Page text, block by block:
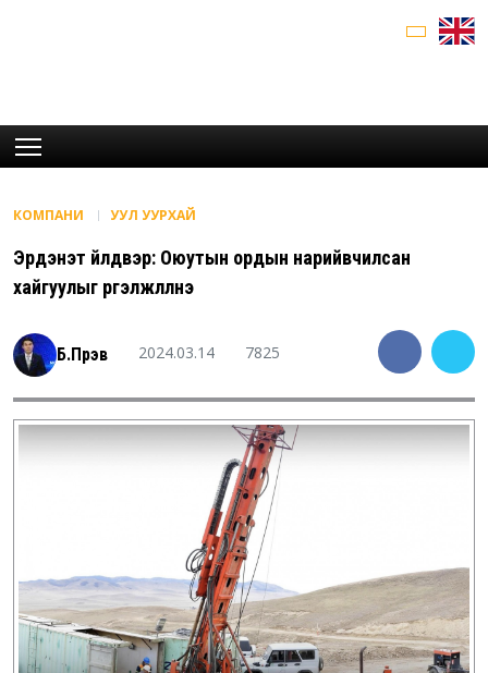
КОМПАНИ УУЛ УУРХАЙ
Эрдэнэт үйлдвэр: Оюутын ордын нарийвчилсан
хайгуулыг үргэлжлүүлнэ
Б.Пүрэв 2024.03.14 7825